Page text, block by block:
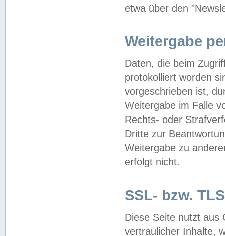
etwa über den
Weitergabe
Daten, die beim
protokolliert worden
vorgeschrieben ist,
Weitergabe im Falle
Rechts- oder
Dritte zur
Weitergabe zu
erfolgt nicht.
SSL- bzw.
Diese Seite nutzt aus
vertraulicher Inhalte,